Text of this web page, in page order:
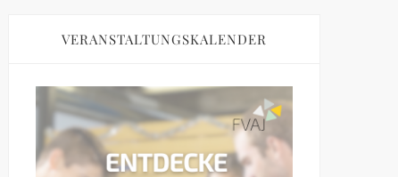
VERANSTALTUNGSKALENDER